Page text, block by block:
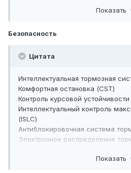
Показать
Безопасность
Цитата
Интеллектуальная тормозная
Комфортная остановка (CST)
Контроль курсовой устойчивости
Интеллектуальный контроль
(ISLC)
Антиблокировочная система
Электронное распределение
Система динамическойПоказать